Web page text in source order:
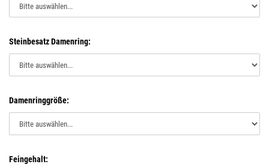
Steinbesatz Damenring:
Damenringgröße:
Feingehalt: